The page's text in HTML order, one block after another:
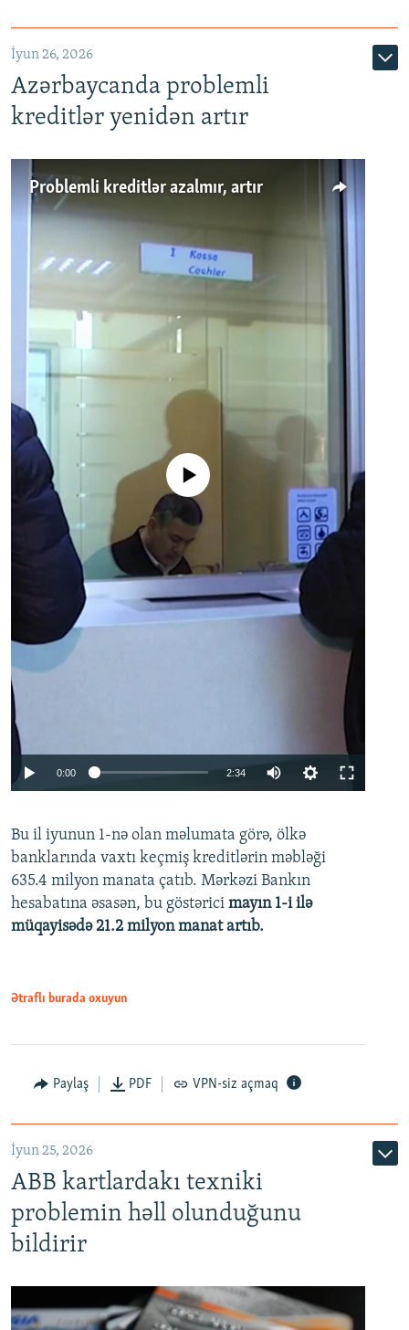
720p 1080p
İyun 26, 2026
Azərbaycanda problemli
kreditlər yenidən artır
Problemli kreditlər azalmır, artır
Auto 240p 360p 480p
720p 1080p
No media source currently available
0:00 2:34
360p
480p
720p
Bu il iyunun 1-nə olan məlumata görə, ölkə
banklarında vaxtı keçmiş kreditlərin məbləği
635.4 milyon manata çatıb. Mərkəzi Bankın
hesabatına əsasən, bu göstərici mayın 1-i ilə
müqayisədə 21.2 milyon manat artıb.
Ətraflı burada oxuyun
Paylaş PDF VPN-siz açmaq
İyun 25, 2026
ABB kartlardakı texniki
problemin həll olunduğunu
bildirir